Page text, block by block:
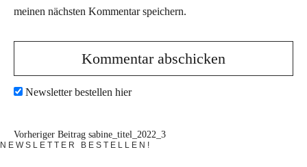
meinen nächsten Kommentar speichern.
Newsletter bestellen hier
Vorheriger Beitrag sabine_titel_2022_3
NEWSLETTER BESTELLEN!